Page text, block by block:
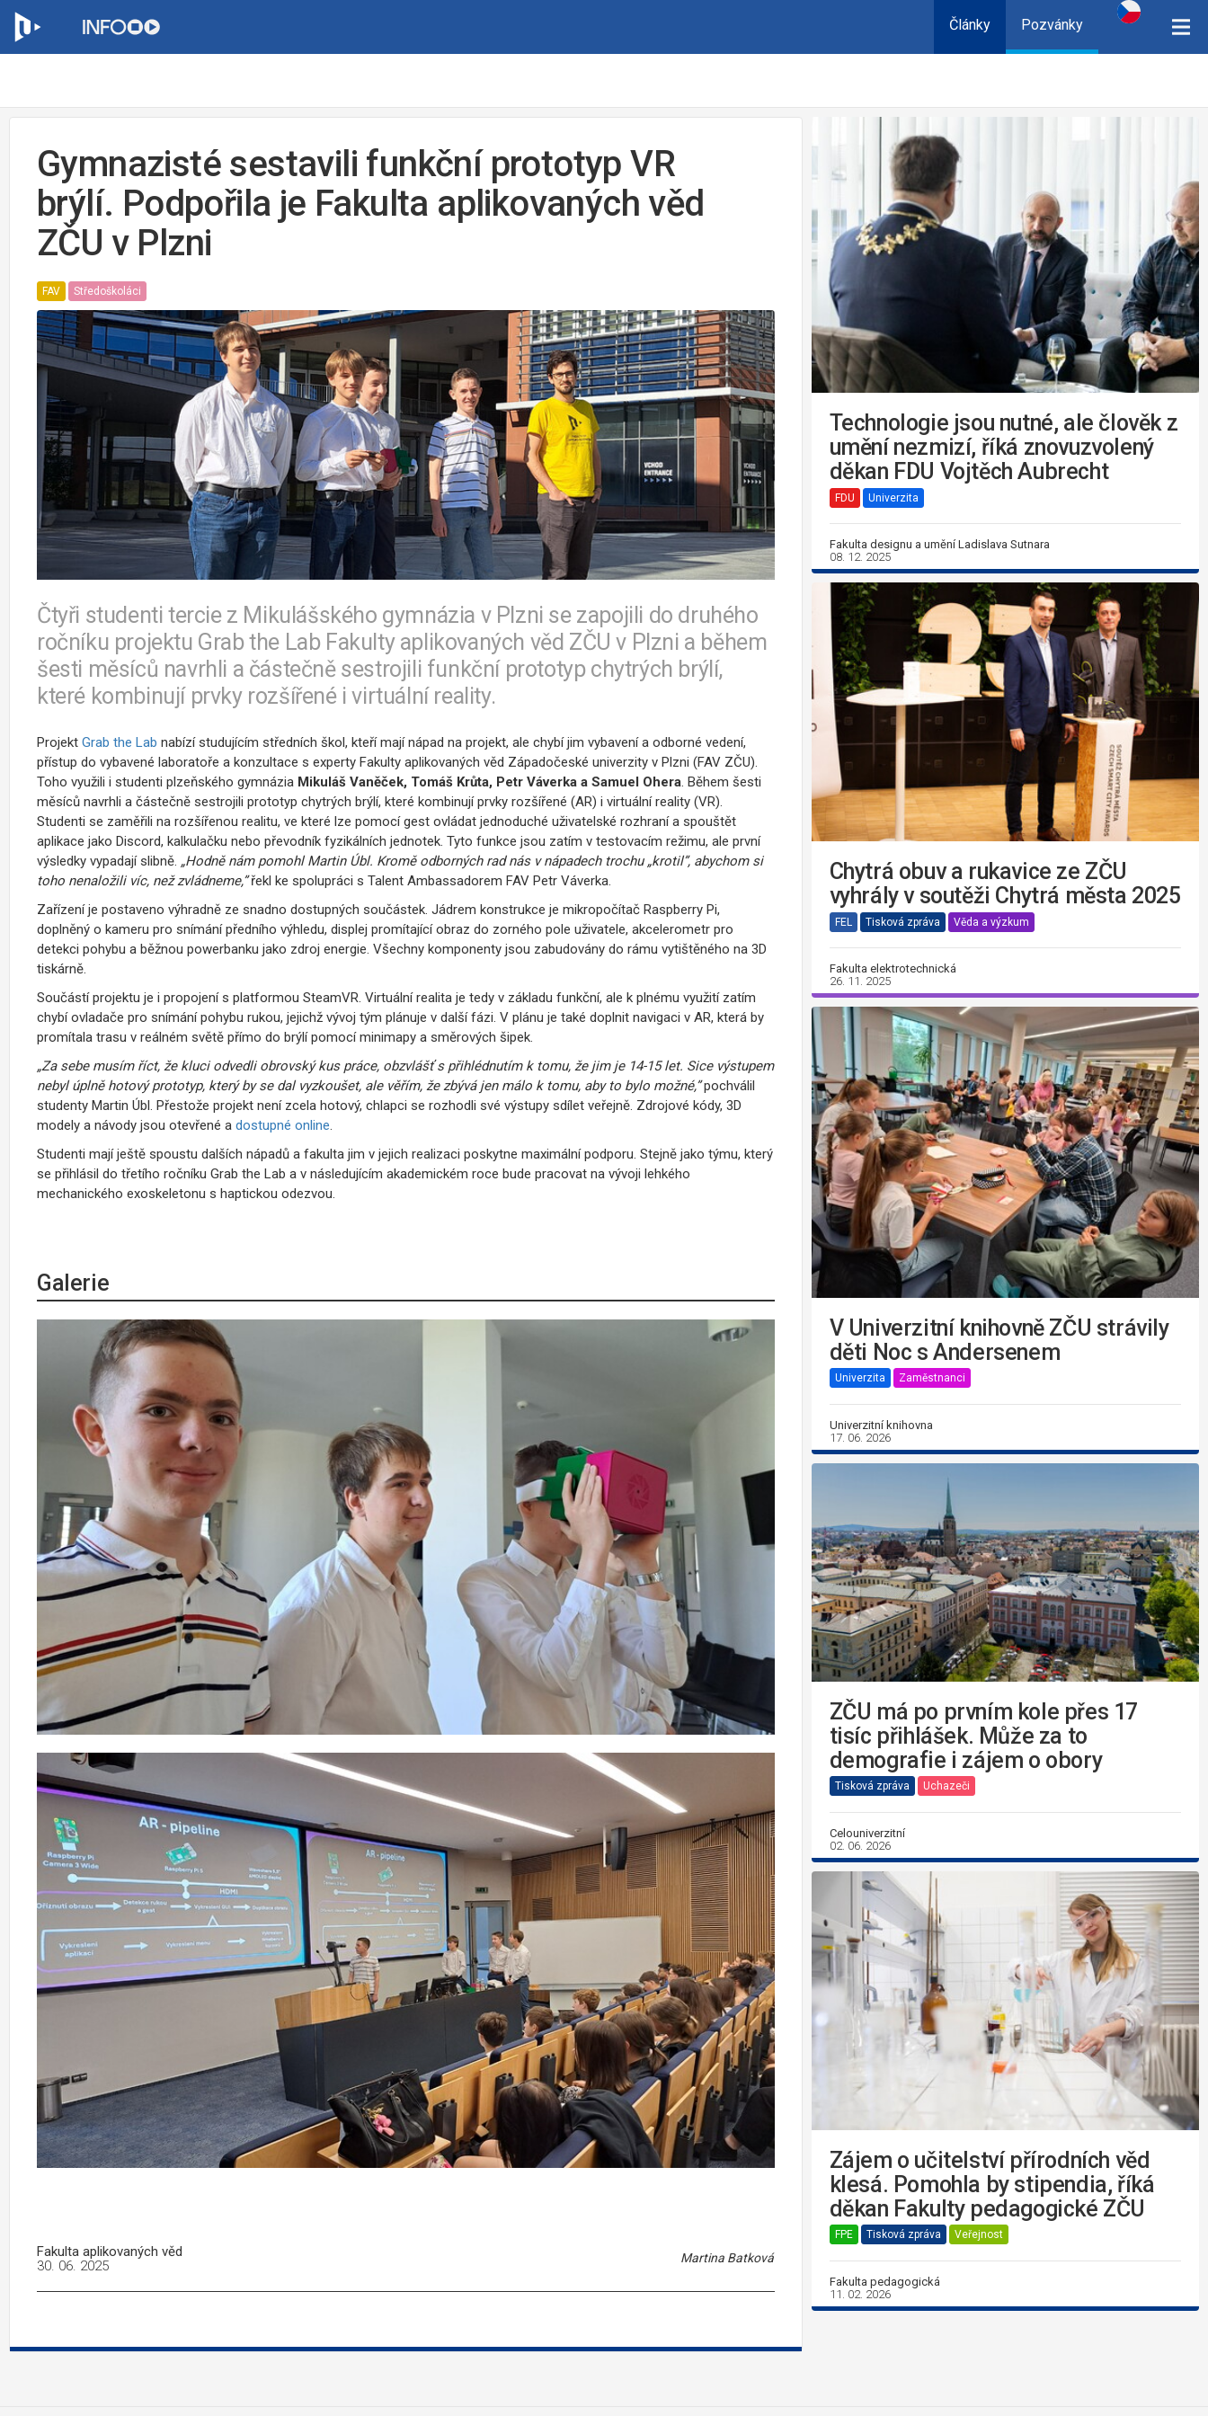
Články Pozvánky
Gymnazisté sestavili funkční prototyp VR
brýlí. Podpořila je Fakulta aplikovaných věd
ZČU v Plzni
FAV Středoškoláci
Čtyři studenti tercie z Mikulášského gymnázia v Plzni se zapojili do druhého
ročníku projektu Grab the Lab Fakulty aplikovaných věd ZČU v Plzni a během
šesti měsíců navrhli a částečně sestrojili funkční prototyp chytrých brýlí,
které kombinují prvky rozšířené i virtuální reality.
Projekt Grab the Lab nabízí studujícím středních škol, kteří mají nápad na projekt, ale chybí jim vybavení a odborné vedení,
přístup do vybavené laboratoře a konzultace s experty Fakulty aplikovaných věd Západočeské univerzity v Plzni (FAV ZČU).
Toho využili i studenti plzeňského gymnázia Mikuláš Vaněček, Tomáš Krůta, Petr Váverka a Samuel Ohera . Během šesti
měsíců navrhli a částečně sestrojili prototyp chytrých brýlí, které kombinují prvky rozšířené (AR) i virtuální reality (VR).
Studenti se zaměřili na rozšířenou realitu, ve které lze pomocí gest ovládat jednoduché uživatelské rozhraní a spouštět
aplikace jako Discord, kalkulačku nebo převodník fyzikálních jednotek. Tyto funkce jsou zatím v testovacím režimu, ale první
výsledky vypadají slibně. „Hodně nám pomohl Martin Úbl. Kromě odborných rad nás v nápadech trochu „krotil”, abychom si
toho nenaložili víc, než zvládneme,” řekl ke spolupráci s Talent Ambassadorem FAV Petr Váverka.
Zařízení je postaveno výhradně ze snadno dostupných součástek. Jádrem konstrukce je mikropočítač Raspberry Pi,
doplněný o kameru pro snímání předního výhledu, displej promítající obraz do zorného pole uživatele, akcelerometr pro
detekci pohybu a běžnou powerbanku jako zdroj energie. Všechny komponenty jsou zabudovány do rámu vytištěného na 3D
tiskárně.
Součástí projektu je i propojení s platformou SteamVR. Virtuální realita je tedy v základu funkční, ale k plnému využití zatím
chybí ovladače pro snímání pohybu rukou, jejichž vývoj tým plánuje v další fázi. V plánu je také doplnit navigaci v AR, která by
promítala trasu v reálném světě přímo do brýlí pomocí minimapy a směrových šipek.
„Za sebe musím říct, že kluci odvedli obrovský kus práce, obzvlášť s přihlédnutím k tomu, že jim je 14-15 let. Sice výstupem
nebyl úplně hotový prototyp, který by se dal vyzkoušet, ale věřím, že zbývá jen málo k tomu, aby to bylo možné,” pochválil
studenty Martin Úbl. Přestože projekt není zcela hotový, chlapci se rozhodli své výstupy sdílet veřejně. Zdrojové kódy, 3D
modely a návody jsou otevřené a dostupné online
Studenti mají ještě spoustu dalších nápadů a fakulta jim v jejich realizaci poskytne maximální podporu. Stejně jako týmu, který
se přihlásil do třetího ročníku Grab the Lab a v následujícím akademickém roce bude pracovat na vývoji lehkého
mechanického exoskeletonu s haptickou odezvou.
Galerie
Fakulta aplikovaných věd Martina Batková
30. 06. 2025
Technologie jsou nutné, ale člověk z
umění nezmizí, říká znovuzvolený
děkan FDU Vojtěch Aubrecht
FDU Univerzita
Fakulta designu a umění Ladislava Sutnara
08. 12. 2025
Chytrá obuv a rukavice ze ZČU
vyhrály v soutěži Chytrá města 2025
FEL Tisková zpráva Věda a výzkum
Fakulta elektrotechnická
26. 11. 2025
V Univerzitní knihovně ZČU strávily
děti Noc s Andersenem
Univerzita Zaměstnanci
Univerzitní knihovna
17. 06. 2026
ZČU má po prvním kole přes 17
tisíc přihlášek. Může za to
demografie i zájem o obory
Tisková zpráva Uchazeči
Celouniverzitní
02. 06. 2026
Zájem o učitelství přírodních věd
klesá. Pomohla by stipendia, říká
děkan Fakulty pedagogické ZČU
FPE Tisková zpráva Veřejnost
Fakulta pedagogická
11. 02. 2026